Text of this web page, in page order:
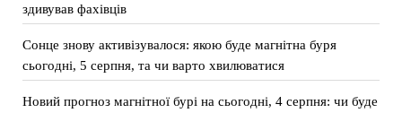
здивував фахівців
Сонце знову активізувалося: якою буде магнітна буря
сьогодні, 5 серпня, та чи варто хвилюватися
Новий прогноз магнітної бурі на сьогодні, 4 серпня: чи буде